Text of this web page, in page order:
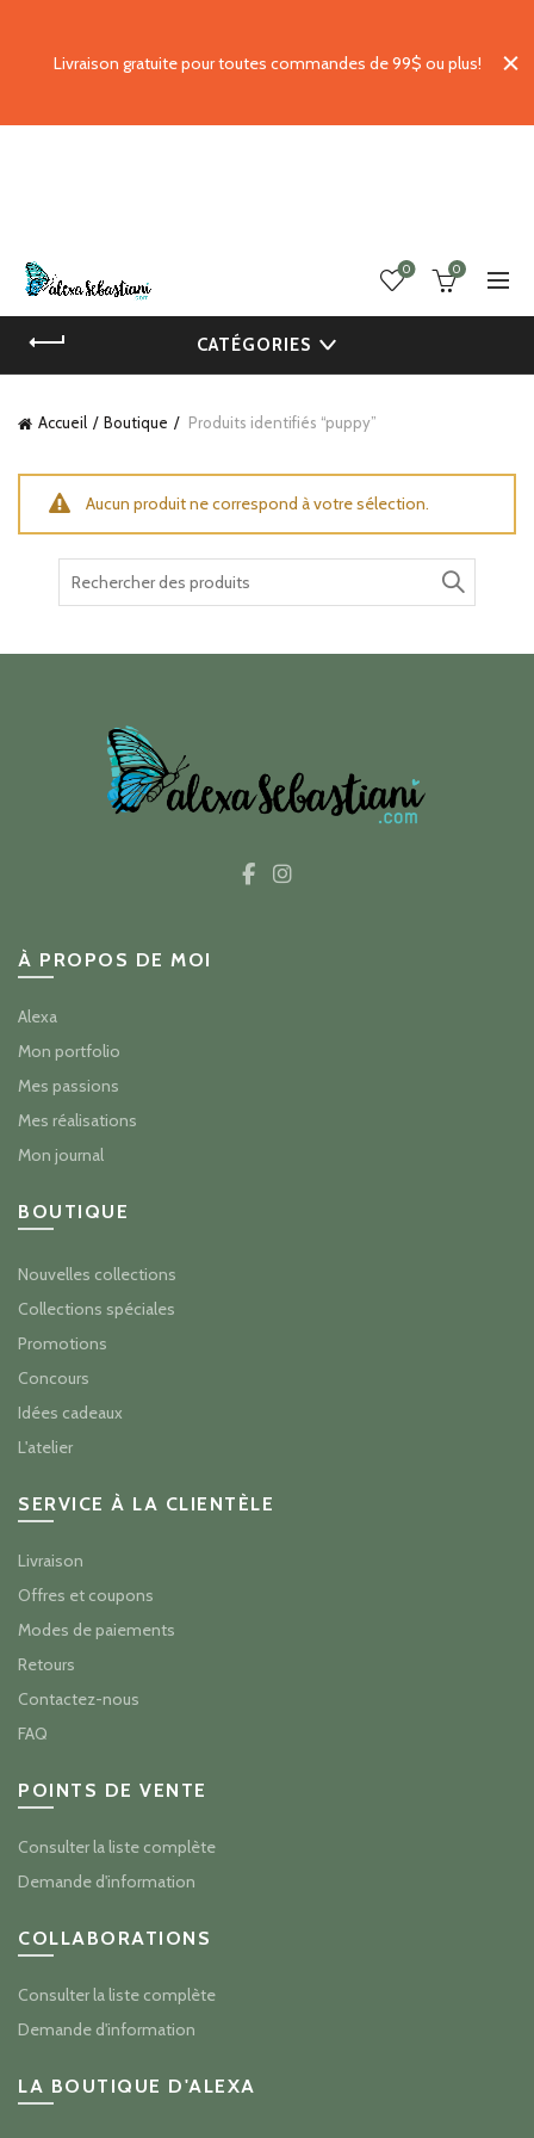
0 0
CATÉGORIES
Accueil Boutique Produits identifiés “puppy”
Aucun produit ne correspond à votre sélection.
Recherche
À PROPOS DE MOI
Alexa
Mon portfolio
Mes passions
Mes réalisations
Mon journal
BOUTIQUE
Nouvelles collections
Collections spéciales
Promotions
Concours
Idées cadeaux
L'atelier
SERVICE À LA CLIENTÈLE
Livraison
Offres et coupons
Modes de paiements
Retours
Contactez-nous
FAQ
POINTS DE VENTE
Consulter la liste complète
Demande d'information
COLLABORATIONS
Consulter la liste complète
Demande d'information
LA BOUTIQUE D'ALEXA
Livraison gratuite pour toutes commandes de 99$ ou plus!